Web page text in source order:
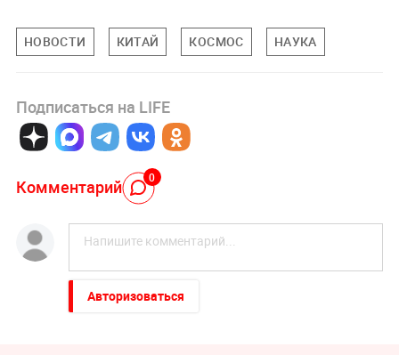
НОВОСТИ КИТАЙ КОСМОС НАУКА
Подписаться на LIFE
Комментарий 0
Авторизоваться